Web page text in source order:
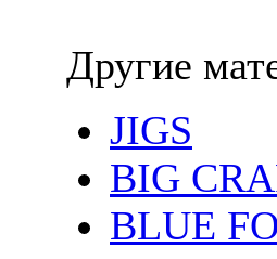
Другие
JIGS
BIG
BLUE